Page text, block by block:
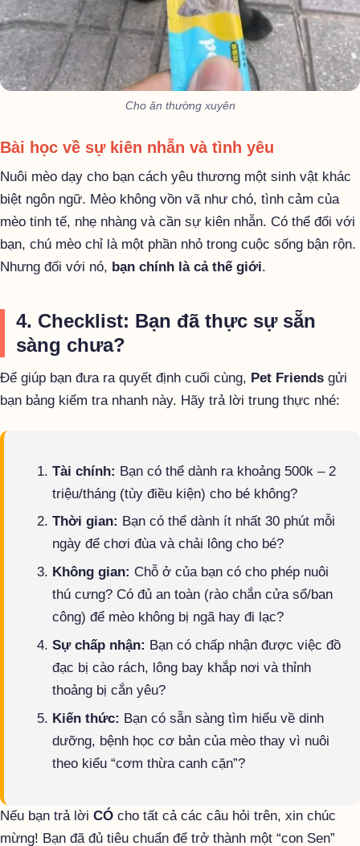
Cho ăn thường xuyên
Bài học về sự kiên nhẫn và tình yêu
Nuôi mèo dạy cho bạn cách yêu thương một sinh vật khác
biệt ngôn ngữ. Mèo không vồn vã như chó, tình cảm của
mèo tinh tế, nhẹ nhàng và cần sự kiên nhẫn. Có thể đối với
bạn, chú mèo chỉ là một phần nhỏ trong cuộc sống bận rộn.
Nhưng đối với nó, bạn chính là cả thế giới.
4. Checklist: Bạn đã thực sự sẵn
sàng chưa?
Để giúp bạn đưa ra quyết định cuối cùng, Pet Friends gửi
bạn bảng kiểm tra nhanh này. Hãy trả lời trung thực nhé:
Tài chính: Bạn có thể dành ra khoảng 500k – 2
triệu/tháng (tùy điều kiện) cho bé không?
Thời gian: Bạn có thể dành ít nhất 30 phút mỗi
ngày để chơi đùa và chải lông cho bé?
Không gian: Chỗ ở của bạn có cho phép nuôi
thú cưng? Có đủ an toàn (rào chắn cửa sổ/ban
công) để mèo không bị ngã hay đi lạc?
Sự chấp nhận: Bạn có chấp nhận được việc đồ
đạc bị cào rách, lông bay khắp nơi và thỉnh
thoảng bị cắn yêu?
Kiến thức: Bạn có sẵn sàng tìm hiểu về dinh
dưỡng, bệnh học cơ bản của mèo thay vì nuôi
theo kiểu “cơm thừa canh cặn”?
Nếu bạn trả lời CÓ cho tất cả các câu hỏi trên, xin chúc
mừng! Bạn đã đủ tiêu chuẩn để trở thành một “con Sen”